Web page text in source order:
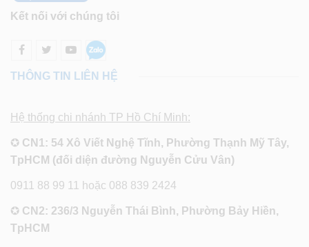
Kết nối với chúng tôi
THÔNG TIN LIÊN HỆ
Hệ thống chi nhánh TP Hồ Chí Minh:
✪ CN1: 54 Xô Viết Nghệ Tĩnh, Phường Thạnh Mỹ Tây,
TpHCM (đối diện đường Nguyễn Cửu Vân)
0911 88 99 11 hoặc 088 839 2424
✪ CN2: 236/3 Nguyễn Thái Bình, Phường Bảy Hiền,
TpHCM